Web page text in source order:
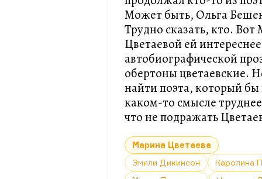
Может быть, Ольга
Трудно сказать, кто. Вот
Цветаевой ей
автобиографической
обертоны цветаевские.
найти поэта, который
каком-то смысле
что не подражать
Марина Цветаева
Эмили Дикинсон
Каролина